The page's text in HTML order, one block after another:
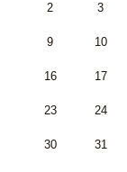
2 3
9 10
16 17
23 24
30 31